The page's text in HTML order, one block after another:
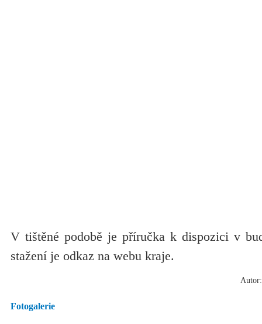
V tištěné podobě je příručka k dispozici v
stažení je odkaz na webu kraje.
Fotogalerie